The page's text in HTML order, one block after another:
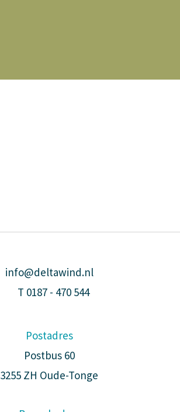
info@deltawind.nl
T 0187 - 470 544
Postadres
Postbus 60
3255 ZH Oude-Tonge